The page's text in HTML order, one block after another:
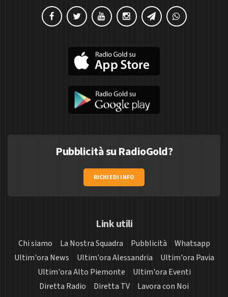
Pubblicità su RadioGold?
RICHIEDI INFO
Link utili
Chi siamo La Nostra Squadra Pubblicità
Whatsapp
Ultim'ora News
Ultim'ora Alessandria
Ultim'ora Pavia
Ultim'ora Alto Piemonte
Ultim'ora Eventi
Diretta Radio
Diretta TV Lavora con Noi